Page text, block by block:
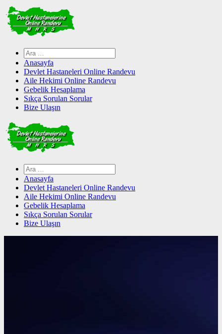
Skip
to
content
Arama:
Anasayfa
Devlet Hastaneleri Online Randevu
Aile Hekimi Online Randevu
Gebelik Hesaplama
Sıkça Sorulan Sorular
Bize Ulaşın
Arama:
Anasayfa
Devlet Hastaneleri Online Randevu
Aile Hekimi Online Randevu
Gebelik Hesaplama
Sıkça Sorulan Sorular
Bize Ulaşın